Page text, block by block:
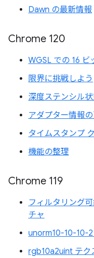
Dawn の最新情報
Chrome 120
WGSL での 16 ビ
限界に挑戦しよう
深度ステンシル
アダプター情報
タイムスタンプ
機能の整理
Chrome 119
フィルタリング
チャ
unorm10-10-10-
rgb10a2uint テク